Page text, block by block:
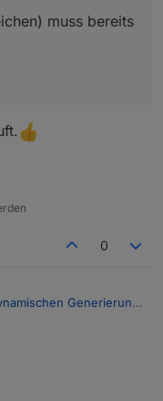
muss bereits
0
Generierung